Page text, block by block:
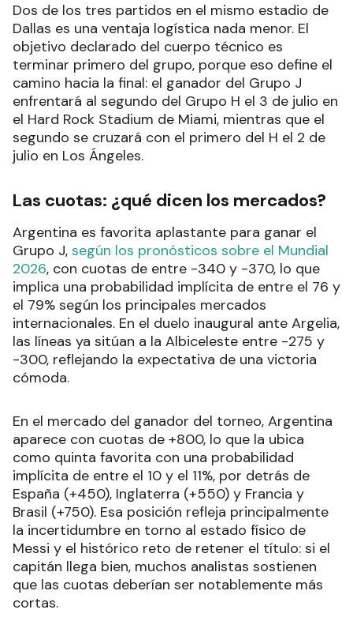
Dos de los tres partidos en el mismo estadio de
Dallas es una ventaja logística nada menor. El
objetivo declarado del cuerpo técnico es
terminar primero del grupo, porque eso define el
camino hacia la final: el ganador del Grupo J
enfrentará al segundo del Grupo H el 3 de julio en
el Hard Rock Stadium de Miami, mientras que el
segundo se cruzará con el primero del H el 2 de
julio en Los Ángeles.
Las cuotas: ¿qué dicen los mercados?
Argentina es favorita aplastante para ganar el
Grupo J, según los pronósticos sobre el Mundial
2026, con cuotas de entre -340 y -370, lo que
implica una probabilidad implícita de entre el 76 y
el 79% según los principales mercados
internacionales. En el duelo inaugural ante Argelia,
las líneas ya sitúan a la Albiceleste entre -275 y
-300, reflejando la expectativa de una victoria
cómoda.
En el mercado del ganador del torneo, Argentina
aparece con cuotas de +800, lo que la ubica
como quinta favorita con una probabilidad
implícita de entre el 10 y el 11%, por detrás de
España (+450), Inglaterra (+550) y Francia y
Brasil (+750). Esa posición refleja principalmente
la incertidumbre en torno al estado físico de
Messi y el histórico reto de retener el título: si el
capitán llega bien, muchos analistas sostienen
que las cuotas deberían ser notablemente más
cortas.